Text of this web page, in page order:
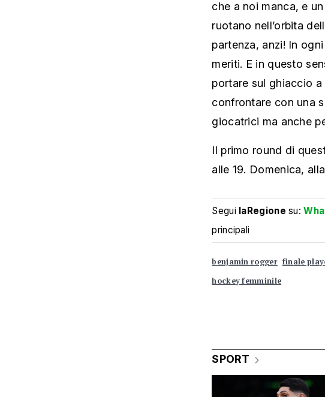
che a noi manca, e
ruotano nell’orbita
partenza, anzi! In
meriti. E in questo
portare sul ghiaccio
confrontare con una
giocatrici ma anche
Il primo round di
alle 19. Domenica,
Segui laRegione su:
principali
benjamin rogger finale
hockey femminile
SPORT